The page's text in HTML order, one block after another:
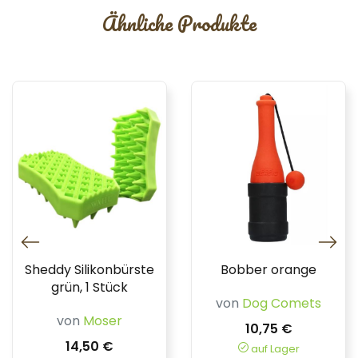
Ähnliche Produkte
Sheddy Silikonbürste
grün, 1 Stück
von Moser
14,50 €
Bobber orange
von Dog Comets
10,75 €
auf Lager